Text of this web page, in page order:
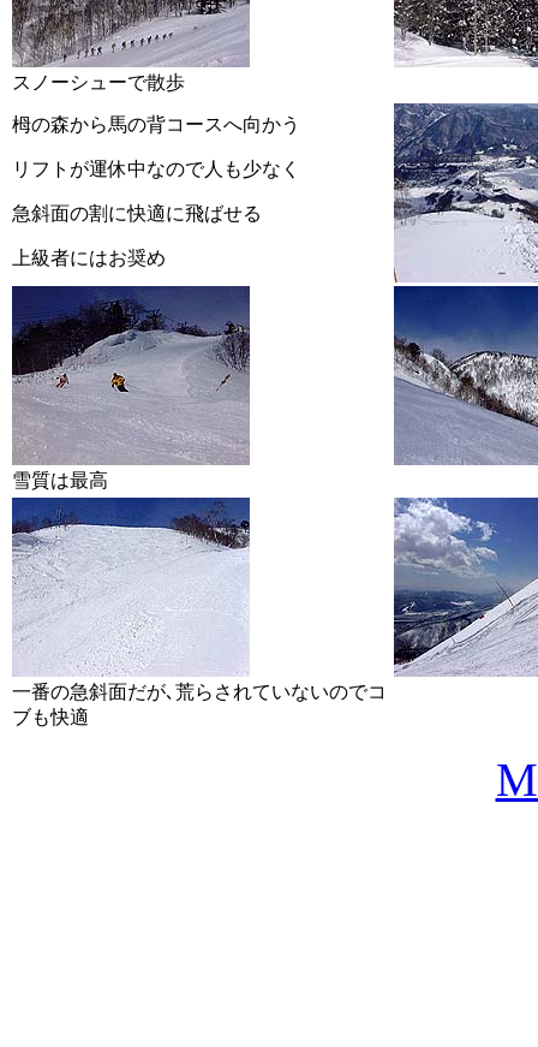
スノーシューで散歩
栂の森から馬の背コースへ向かう
リフトが運休中なので人も少なく
急斜面の割に快適に飛ばせる
上級者にはお奨め
雪質は最高
一番の急斜面だが､荒らされていないのでコ
ブも快適